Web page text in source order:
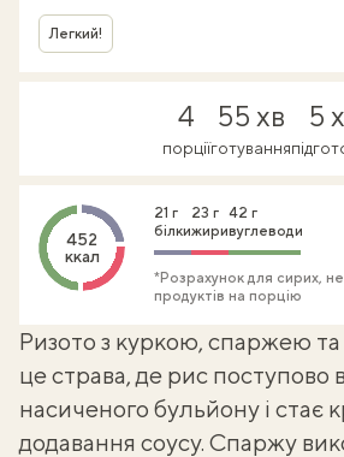
Легкий!
4
порції
55 хв
готування
5
452
ккал
21 г
білки
23 г
жири
42 г
вуглеводи
*Розрахунок для сирих,
продуктів на порцію
Ризото з куркою, спаржею
це страва, де рис поступово
насиченого бульйону і стає
додавання соусу. Спаржу